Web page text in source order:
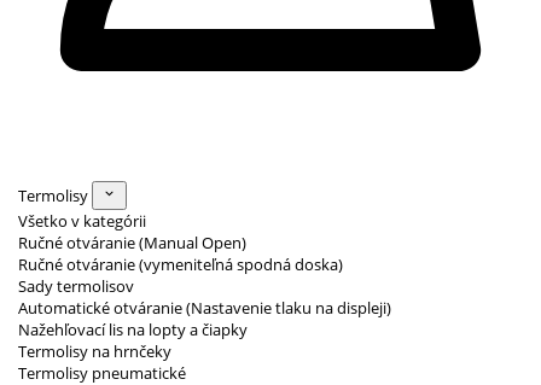
Termolisy
Všetko v kategórii
Ručné otváranie (Manual Open)
Ručné otváranie (vymeniteľná spodná doska)
Sady termolisov
Automatické otváranie (Nastavenie tlaku na displeji)
Nažehľovací lis na lopty a čiapky
Termolisy na hrnčeky
Termolisy pneumatické